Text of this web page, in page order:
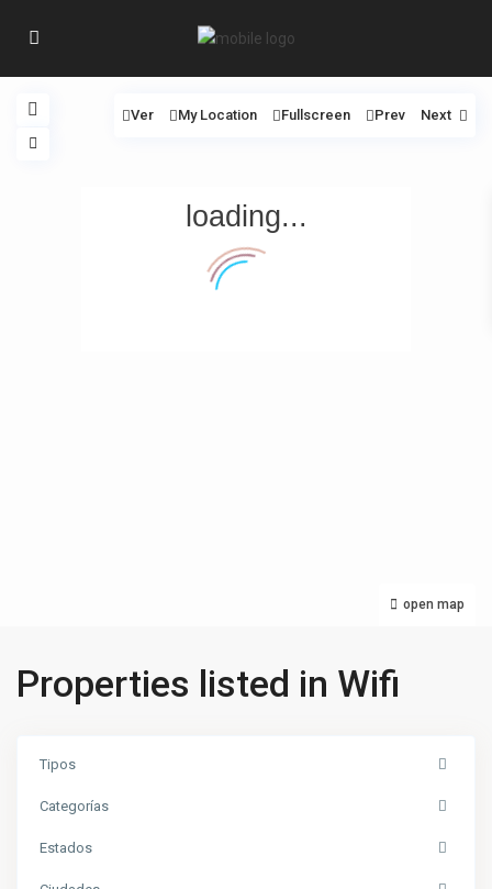
loading...
open map
Ver My Location Fullscreen Prev Next
Properties listed in Wifi
Tipos
Categorías
Estados